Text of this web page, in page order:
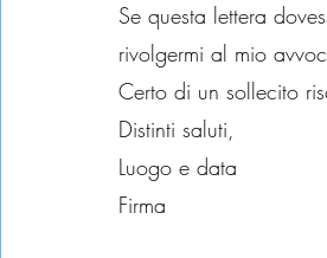
Se questa lettera
rivolgermi al mio
Certo di un sollecito
Distinti saluti,
Luogo e data
Firma